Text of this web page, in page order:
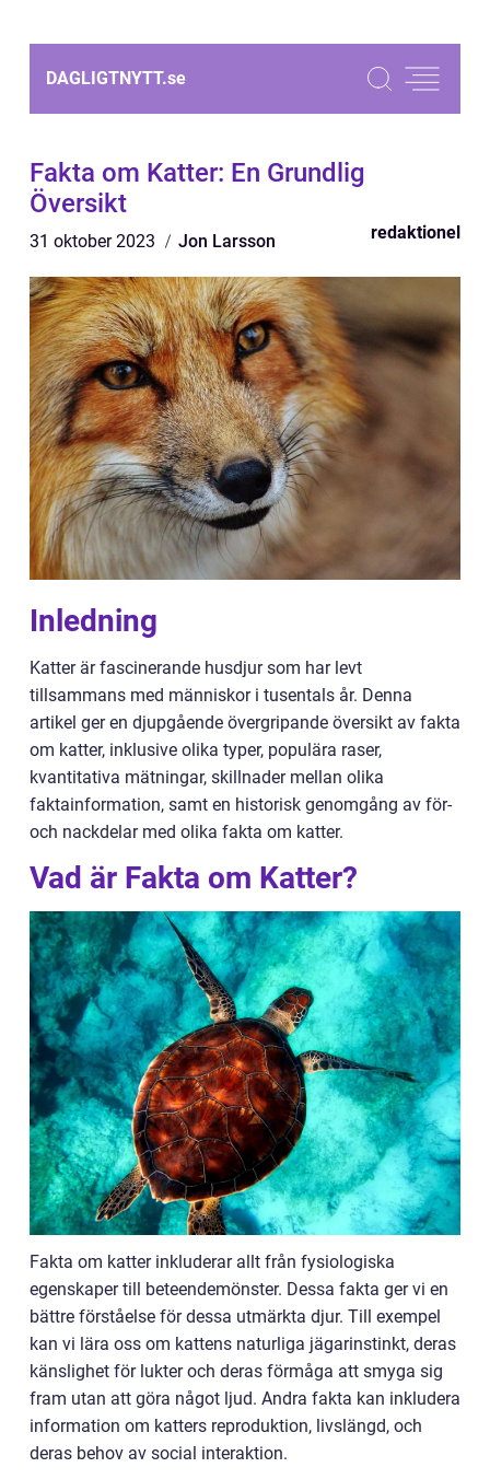
DAGLIGTNYTT.se
Fakta om Katter: En Grundlig
Översikt
31 oktober 2023 Jon Larsson redaktionel
Inledning
Katter är fascinerande husdjur som har levt
tillsammans med människor i tusentals år. Denna
artikel ger en djupgående övergripande översikt av fakta
om katter, inklusive olika typer, populära raser,
kvantitativa mätningar, skillnader mellan olika
faktainformation, samt en historisk genomgång av för-
och nackdelar med olika fakta om katter.
Vad är Fakta om Katter?
Fakta om katter inkluderar allt från fysiologiska
egenskaper till beteendemönster. Dessa fakta ger vi en
bättre förståelse för dessa utmärkta djur. Till exempel
kan vi lära oss om kattens naturliga jägarinstinkt, deras
känslighet för lukter och deras förmåga att smyga sig
fram utan att göra något ljud. Andra fakta kan inkludera
information om katters reproduktion, livslängd, och
deras behov av social interaktion.